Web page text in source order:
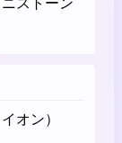
オン）